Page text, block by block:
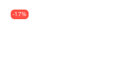
-17%